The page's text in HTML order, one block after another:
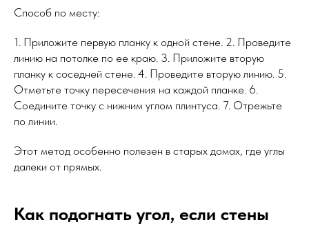
Способ по месту:
1. Приложите первую планку к одной стене. 2. Проведите
линию на потолке по ее краю. 3. Приложите вторую
планку к соседней стене. 4. Проведите вторую линию. 5.
Отметьте точку пересечения на каждой планке. 6.
Соедините точку с нижним углом плинтуса. 7. Отрежьте
по линии.
Этот метод особенно полезен в старых домах, где углы
далеки от прямых.
Как подогнать угол, если стены